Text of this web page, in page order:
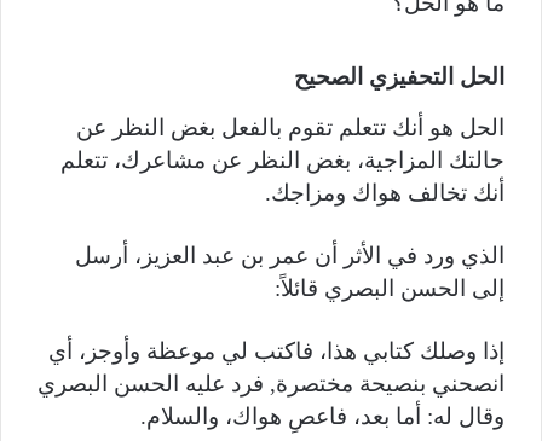
الحل التحفيزي الصحيح
الحل هو أنك تتعلم تقوم بالفعل بغض النظر عن
حالتك المزاجية، بغض النظر عن مشاعرك، تتعلم
أنك تخالف هواك ومزاجك.
الذي ورد في الأثر أن عمر بن عبد العزيز، أرسل
إلى الحسن البصري قائلاً:
إذا وصلك كتابي هذا، فاكتب لي موعظة وأوجز، أي
انصحني بنصيحة مختصرة, فرد عليه الحسن البصري
وقال له: أما بعد، فاعصِ هواك، والسلام.